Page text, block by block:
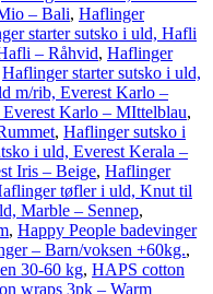
– Bali, Haflinger
starter sutsko i uld, Hafli
– Råhvid, Haflinger
Haflinger starter sutsko i uld,
m/rib, Everest Karlo –
Karlo – MIttelblau,
, Haflinger sutsko i
i uld, Everest Kerala –
Iris – Beige, Haflinger
tøfler i uld, Knut til
Marble – Sennep,
, Happy People badevinger
– Barn/voksen +60kg.,
30-60 kg, HAPS cotton
wraps 3pk – Warm